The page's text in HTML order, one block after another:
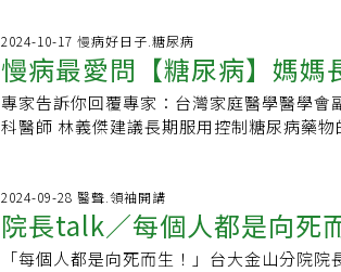
順手的血壓機，開始規畫「血壓 722」之旅
間之後的每一天。
緩和，協助病人釐清價值觀、完成預立醫療
能讓病人安詳地在熟悉的家中或溫暖的安寧
能快速進展、且無法逆轉」時 就該提供安
命末期才需要，卻忽略它其實應該在疾病被
支持，減少急診與不必要住院，真正落實「
醫院或安寧病房的責任，而是從基層診所到
課題。作為家醫科醫師，我認為最重要的起
觀念──讓病人和家屬了解「死亡不是醫療
能力所及，讓弱勢族群獲得更妥善的照顧。
值醫療，團隊需在狹小空間擺上電腦、印表
給家屬去領藥，節省民眾往返、候診的時間
信心用心耐心 病人感到安心暖心行醫18年
醫家醫科主任，常得橫向溝通各院區業務，
地就近看診，對院區醫療專業有信心，感受
長者狀況，以及來院民眾都能接收到團隊
清幼精心挑選溫馨的粉紅色候診椅，母親
有焦慮，恐慌等情況，醫師也能在第一時間
的是，當全家都看同一位醫師，不但能節省
或重複的檢查，也能讓治療更精準，醫病關
專欄台灣家庭醫學醫學會台灣家庭醫學醫學
學科，為社區居民提供更貼心的醫療服務。
糖友早上出門太匆忙，不吃早餐會影響血
什麼助排便的好方法？提供最接近病友真實
過慢病日子！ 📍瀏覽專題&gt;&gt;慢病好
面且具連續性的醫療服務。相比之下，小兒
題，耳鼻喉科則專注於耳鼻喉領域的疾病治
同。家庭醫學科醫師可說是社區的健康守門
庭醫學科醫師直接診斷和處置，像是感冒
苗注射、健檢抽血、健康促進以及身心健康
劃區，以年輕家長和小孩居多，該診所就會
為主的型態；相對的在老年化的社區，就
時，家醫科醫師也能在必要時提供專業建
2024-10-17 慢病好日子.糖尿病
慢病最愛問【糖尿病】媽媽
藥，近期突然有皮膚癢的狀
專家告訴你回覆專家：台灣家庭醫學醫學
科醫師 林義傑建議長期服用控制糖尿病藥
感染、藥物副作用、糖尿病腎病變、帶狀皰
物、家族病史，或是生活習慣有關，家醫
膚癢的原因，並根據需要，調整治療計劃或
2024-09-28 醫聲.領袖開講
院長talk／每個人都是向死
「每個人都是向死而生！」台大金山分院